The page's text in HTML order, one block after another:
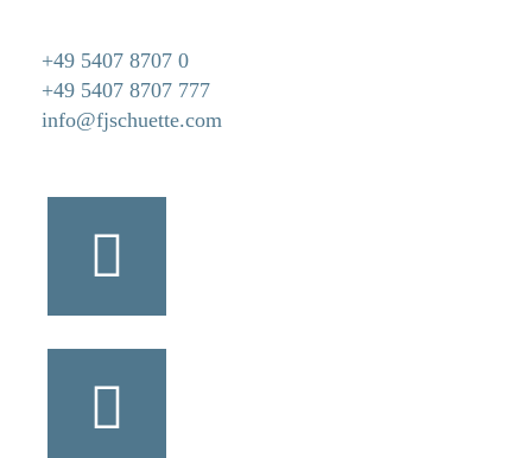
+49 5407 8707 0
+49 5407 8707 777
info@fjschuette.com